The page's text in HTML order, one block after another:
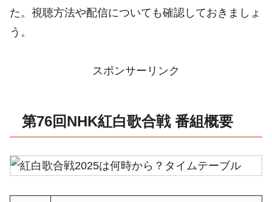
た。視聴方法や配信についても確認しておきましょ
う。
スポンサーリンク
第76回NHK紅白歌合戦 番組概要